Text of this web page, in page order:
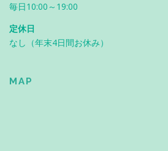
毎日10:00～19:00
定休日
なし（年末4日間お休み）
MAP